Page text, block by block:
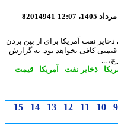
82014941
آمریکا برای از بین بردن
نخواهد بود. به گزارش
- ذخایر نفت -آمریکا- قیمت
10
11
12
13
14
15